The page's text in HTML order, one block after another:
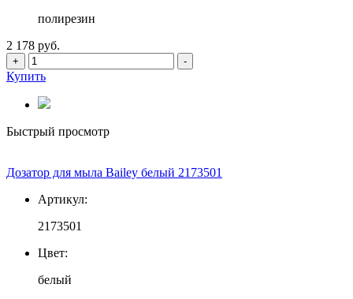
полирезин
2 178 руб.
+ -
Купить
Быстрый просмотр
Дозатор для мыла Bailey белый 2173501
Артикул:
2173501
Цвет:
белый